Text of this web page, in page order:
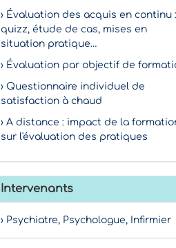
› Évaluation des acquis en continu :
quizz, étude de cas, mises en
situation pratique…
› Évaluation par objectif de
› Questionnaire individuel de
satisfaction à chaud
› A distance : impact de la
sur l'évaluation des pratiques
Intervenants
› Psychiatre, Psychologue, Infirmier